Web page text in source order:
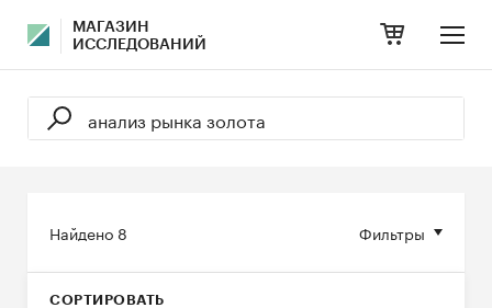
МАГАЗИН
ИССЛЕДОВАНИЙ
Фильтры
Найдено 8
СОРТИРОВАТЬ